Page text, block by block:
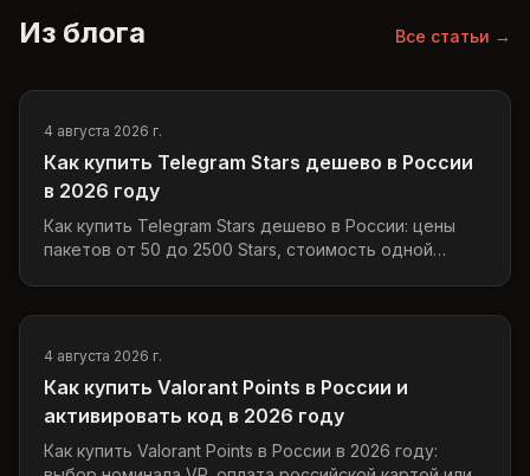
Из блога Все статьи →
4 августа 2026 г.
Как купить Telegram Stars дешево в России
в 2026 году
Как купить Telegram Stars дешево в России: цены
пакетов от 50 до 2500 Stars, стоимость одной
4 августа 2026 г.
Как купить Valorant Points в России и
активировать код в 2026 году
Как купить Valorant Points в России в 2026 году: